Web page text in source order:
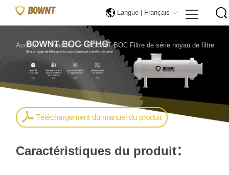
Langue | Français
Accueil > Produits > BOWNT BOC Filtre de série noyau de filtre
Téléchargement du manuel du produit
Caractéristiques du produit：